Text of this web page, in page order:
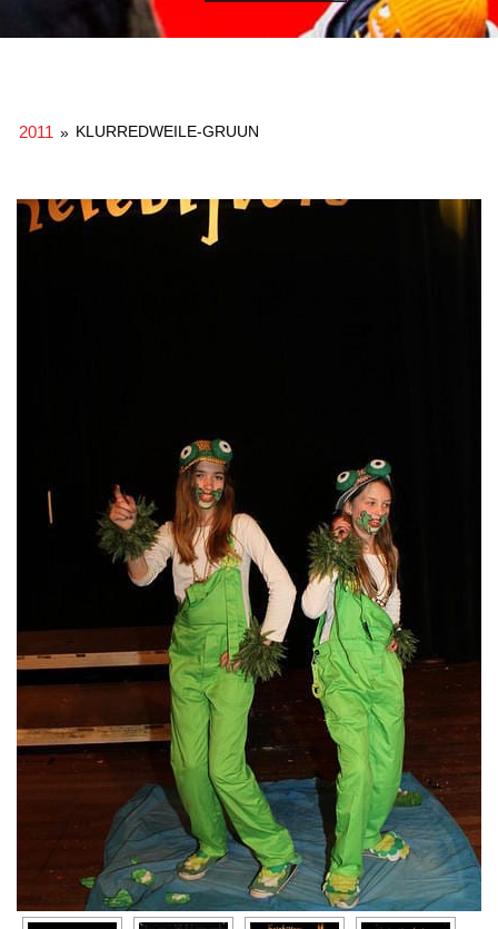
2011 » KLURREDWEILE-GRUUN